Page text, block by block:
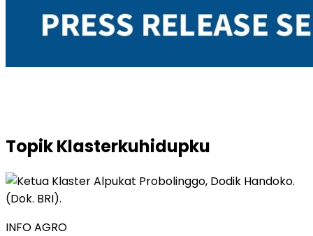
TopikKlasterkuhidupku
INFO AGRO